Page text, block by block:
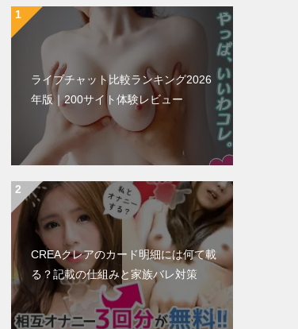
ライブチャット比較ランキング2026
年版｜200サイト体験レビュー
CREAクレアのカード明細には何て載
る？記載の仕組みと家族バレ対策